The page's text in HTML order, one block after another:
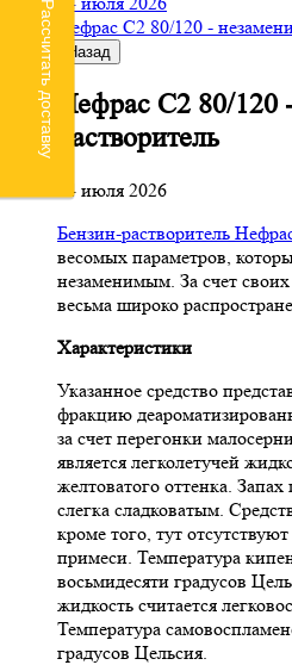
Нефрас С2 80/120 -
Назад
Нефрас С2 80/
растворитель
24 июля 2026
Бензин-растворитель
весомых параметров,
незаменимым. За счет
весьма широко
Характеристики
Указанное средство
фракцию
за счет перегонки
является легколетучей
желтоватого оттенка.
слегка сладковатым.
кроме того, тут
примеси. Температура
восьмидесяти градусов
жидкость считается
Температура
градусов Цельсия.
Рассчитать доставку